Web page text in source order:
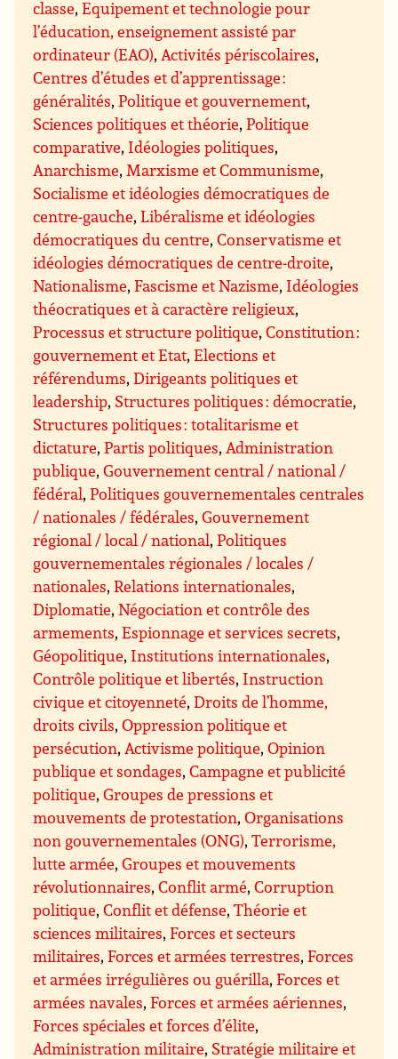
classe,Equipement et technologie pour
l’éducation, enseignement assisté par
ordinateur (EAO),Activités périscolaires,
Centres d’études et d’apprentissage :
généralités,Politique et gouvernement,
Sciences politiques et théorie,Politique
comparative, Idéologies politiques,
Anarchisme,Marxisme et Communisme,
Socialisme et idéologies démocratiques de
centre-gauche,Libéralisme et idéologies
démocratiques du centre,Conservatisme et
idéologies démocratiques de centre-droite,
Nationalisme,Fascisme et Nazisme, Idéologies
théocratiques et à caractère religieux,
Processus et structure politique,Constitution :
gouvernement et Etat,Elections et
référendums,Dirigeants politiques et
leadership, Structures politiques : démocratie,
Structures politiques : totalitarisme et
dictature,Partis politiques,Administration
publique,Gouvernement central / national /
fédéral,Politiques gouvernementales centrales
/ nationales / fédérales,Gouvernement
régional / local / national,Politiques
gouvernementales régionales / locales /
nationales,Relations internationales,
Diplomatie,Négociation et contrôle des
armements,Espionnage et services secrets,
Géopolitique, Institutions internationales,
Contrôle politique et libertés, Instruction
civique et citoyenneté,Droits de l’homme,
droits civils,Oppression politique et
persécution,Activisme politique,Opinion
publique et sondages,Campagne et publicité
politique,Groupes de pressions et
mouvements de protestation,Organisations
non gouvernementales (ONG),Terrorisme,
lutte armée,Groupes et mouvements
révolutionnaires,Conflit armé,Corruption
politique,Conflit et défense,Théorie et
sciences militaires,Forces et secteurs
militaires,Forces et armées terrestres,Forces
et armées irrégulières ou guérilla,Forces et
armées navales,Forces et armées aériennes,
Forces spéciales et forces d’élite,
Administration militaire, Stratégie militaire et